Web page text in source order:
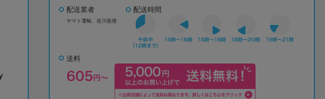
配送業者
ヤマト運輸、佐川急便
配送時間
送料